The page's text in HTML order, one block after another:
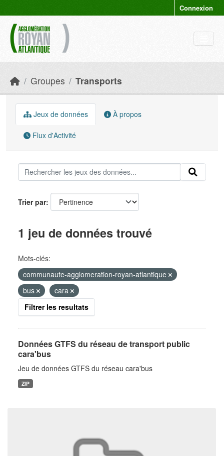
Connexion
Groupes Transports
Jeux de données À propos
Flux d'Activité
Trier par
1 jeu de données trouvé
Mots-clés:
communaute-agglomeration-royan-atlantique
bus
cara
Filtrer les resultats
Données GTFS du réseau de transport public
cara'bus
Jeu de données GTFS du réseau cara'bus
ZIP